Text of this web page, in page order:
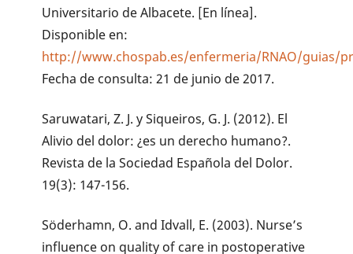
Universitario de Albacete. [En línea].
Disponible en:
http://www.chospab.es/enfermeria/RNAO/guias/
Fecha de consulta: 21 de junio de 2017.
Saruwatari, Z. J. y Siqueiros, G. J. (2012). El
Alivio del dolor: ¿es un derecho humano?.
Revista de la Sociedad Española del Dolor.
19(3): 147-156.
Söderhamn, O. and Idvall, E. (2003). Nurse’s
influence on quality of care in postoperative